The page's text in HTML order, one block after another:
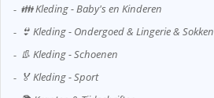
👪 Kleding - Baby's en Kinderen
👙 Kleding - Ondergoed & Lingerie & Sokken
👢 Kleding - Schoenen
🏅 Kleding - Sport